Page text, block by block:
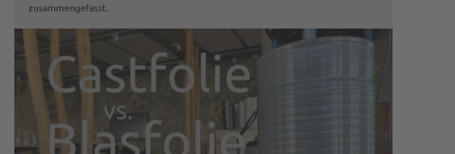
zusammengefasst.